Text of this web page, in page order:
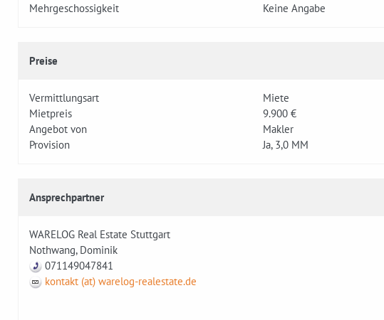
Mehrgeschossigkeit
Keine Angabe
Preise
Vermittlungsart
Miete
Mietpreis
9.900 €
Angebot von
Makler
Provision
Ja, 3,0 MM
Ansprechpartner
WARELOG Real Estate Stuttgart
Nothwang, Dominik
071149047841
kontakt (at) warelog-realestate.de